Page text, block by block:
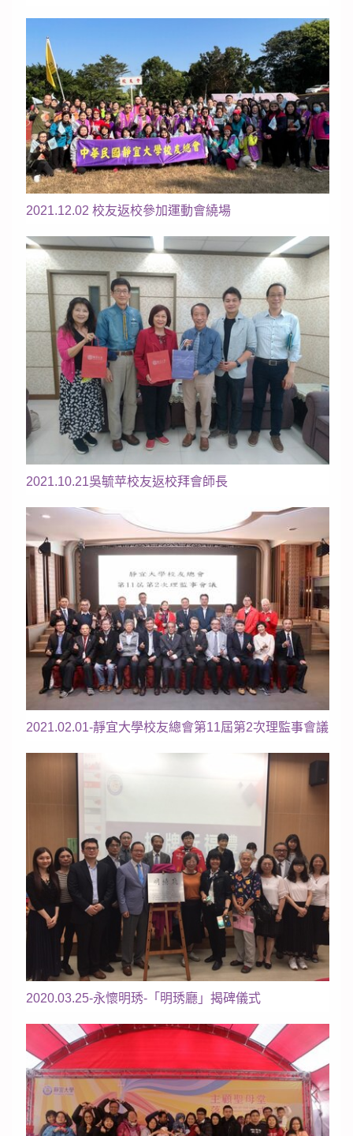
2021.12.02 校友返校參加運動會繞場
2021.10.21吳毓苹校友返校拜會師長
2021.02.01-靜宜大學校友總會第11屆第2次理監事會議
2020.03.25-永懷明琇-「明琇廳」揭碑儀式